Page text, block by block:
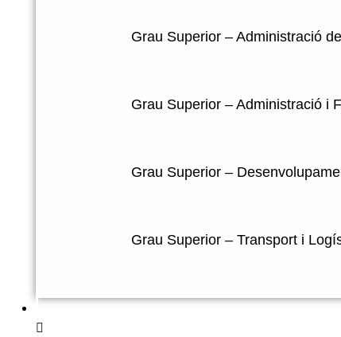
Grau Superior – Administració
Grau Superior – Administració i
Grau Superior –
Grau Superior – Transport i